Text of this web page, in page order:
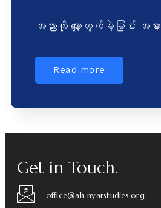
အညာကို လျှော့တွက်ခဲ့ခြင်း အမှား
Read more
Get in Touch.
office@ah-nyarstudies.org